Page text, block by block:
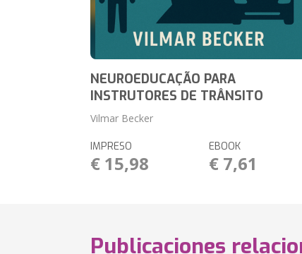
NEUROEDUCAÇÃO PARA
INSTRUTORES DE TRÂNSITO
Vilmar Becker
IMPRESO
€ 15,98
EBOOK
€ 7,61
Publicaciones